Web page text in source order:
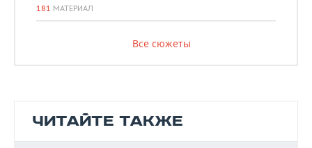
181 МАТЕРИАЛ
Все сюжеты
ЧИТАЙТЕ ТАКЖЕ